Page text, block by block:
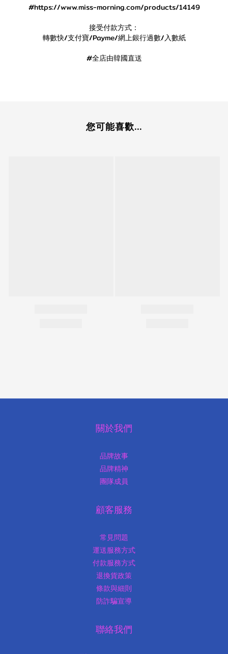
#https://www.miss-morning.com/products/14149
接受付款方式：
轉數快/支付寶/Payme/網上銀行過數/入數紙
#全店由韓國直送
您可能喜歡...
關於我們
品牌故事
品牌精神
團隊成員
顧客服務
常見問題
運送服務方式
付款服務方式
退換貨政策
條款與細則
防詐騙宣導
聯絡我們